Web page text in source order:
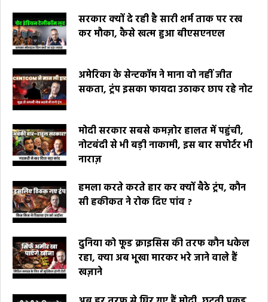
सरकार क्यों दे रही है सारी शर्म ताक पर रख
कर मौका, कैसे खत्म हुआ बीएसएनएल
अमेरिका के सेन्टकॉम ने माना वो नहीं जीत
सकता, ट्रंप इसका फायदा उठाकर छाप रहे नोट
मोदी सरकार सबसे कमज़ोर हालत में पहुंची,
नोटबंदी से भी बड़ी नाकामी, इस बार सपोर्टर भी
नाराज़
हमला करते करते हार कर क्यों बैठे ट्रंप, कौन
सी हकीकत ने रोक दिए पांव ?
दुनिया को फूड क्राइसिस की तरफ कौन धकेल
रहा, क्या अब भूखा मारकर भरे जाने वाले हैं
खज़ाने